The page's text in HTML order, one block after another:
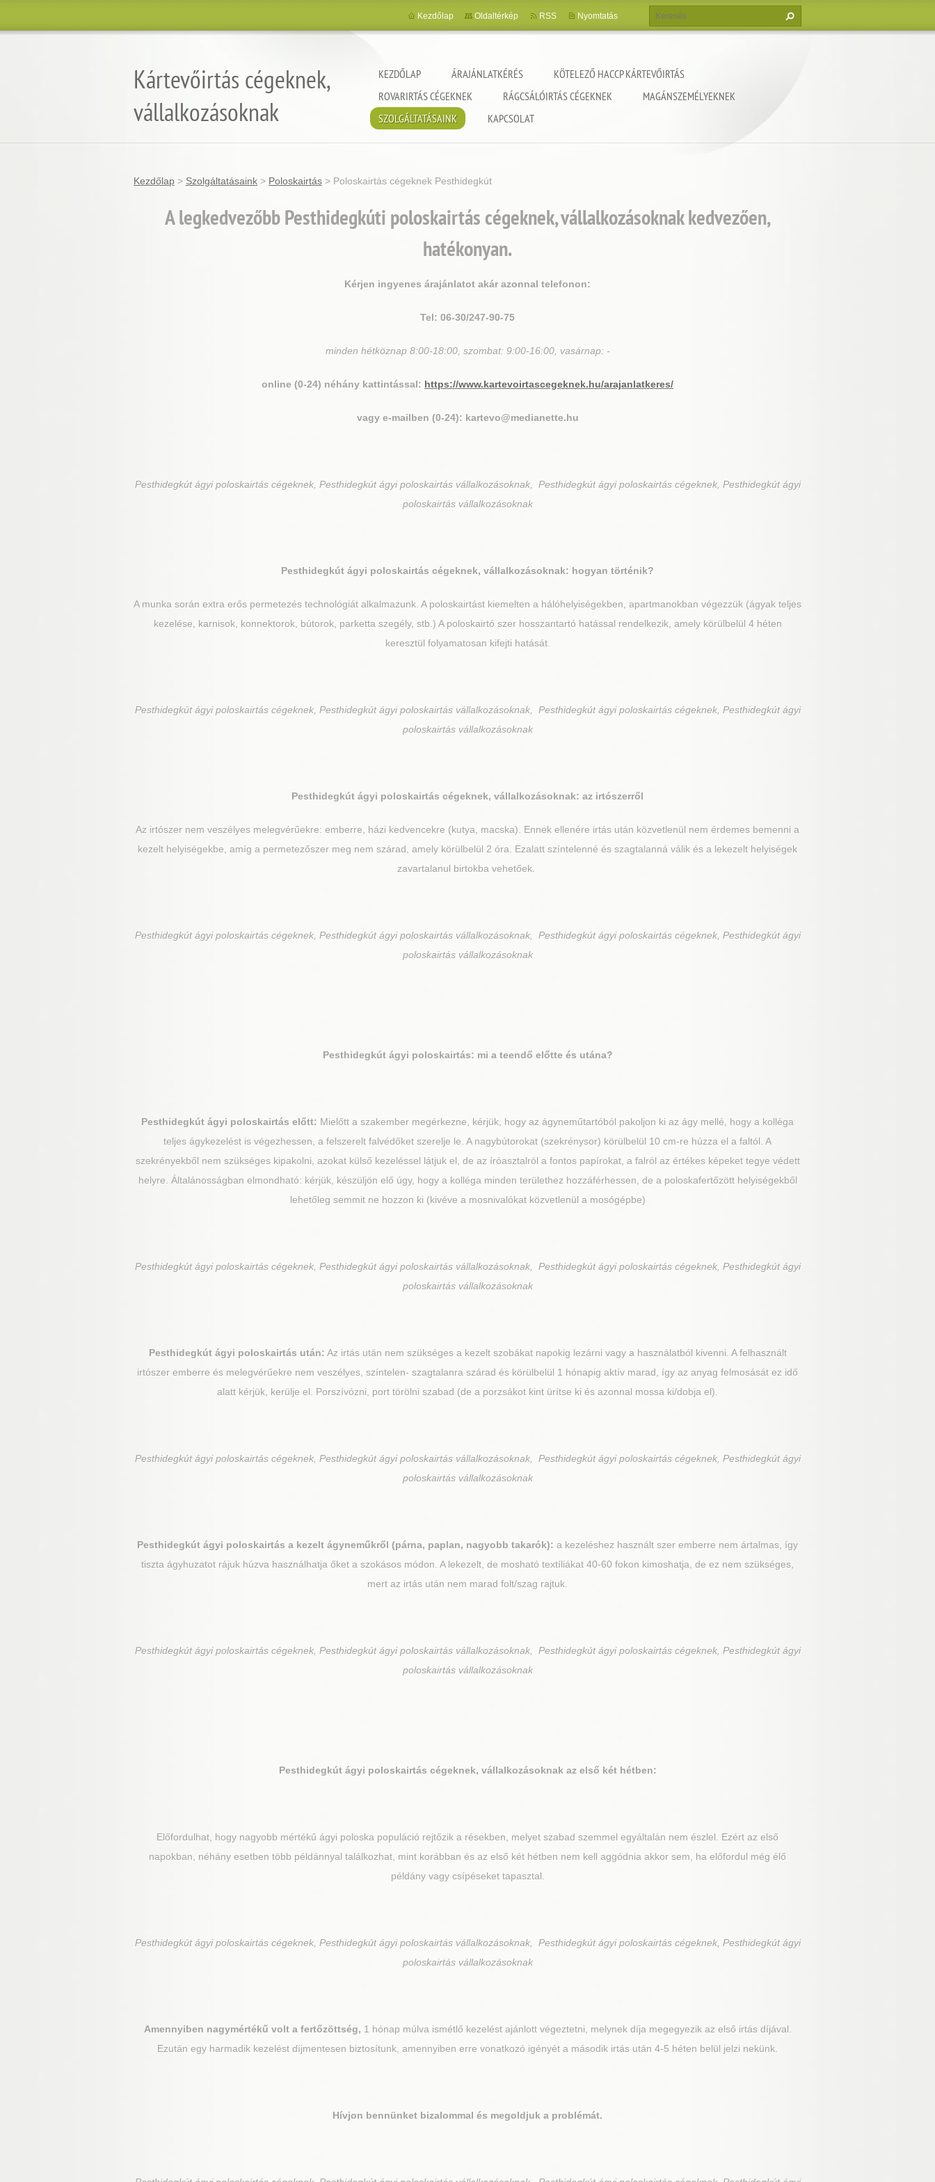
Kártevőirtás cégeknek,
vállalkozásoknak
KEZDŐLAP ÁRAJÁNLATKÉRÉS
KÖTELEZŐ HACCP KÁRTEVŐIRTÁS
ROVARIRTÁS CÉGEKNEK
RÁGCSÁLÓIRTÁS CÉGEKNEK
MAGÁNSZEMÉLYEKNEK
SZOLGÁLTATÁSAINK
KAPCSOLAT
Kezdőlap Oldaltérkép RSS Nyomtatás
Kezdőlap > Szolgáltatásaink > Poloskairtás > Poloskairtás cégeknek Pesthidegkút
A legkedvezőbb Pesthidegkúti poloskairtás cégeknek, vállalkozásoknak kedvezően,
hatékonyan.
Kérjen ingyenes árajánlatot akár azonnal telefonon:
Tel: 06-30/247-90-75
minden hétköznap 8:00-18:00, szombat: 9:00-16:00, vasárnap: -
online (0-24) néhány kattintással: https://www.kartevoirtascegeknek.hu/arajanlatkeres/
vagy e-mailben (0-24): kartevo@medianette.hu
Pesthidegkútágyi poloskairtás cégeknek, Pesthidegkút ágyi poloskairtás vállalkozásoknak, Pesthidegkút ágyi poloskairtás cégeknek, Pesthidegkút ágyi
poloskairtás vállalkozásoknak
Pesthidegkút ágyi poloskairtás cégeknek, vállalkozásoknak: hogyan történik?
A munka során extra erős permetezés technológiát alkalmazunk. A poloskairtást kiemelten a hálóhelyiségekben, apartmanokban végezzük (ágyak teljes
kezelése, karnisok, konnektorok, bútorok, parketta szegély, stb.) A poloskairtó szer hosszantartó hatással rendelkezik, amely körülbelül 4 héten
keresztül folyamatosan kifejti hatását.
Pesthidegkútágyi poloskairtás cégeknek, Pesthidegkút ágyi poloskairtás vállalkozásoknak, Pesthidegkút ágyi poloskairtás cégeknek, Pesthidegkút ágyi
poloskairtás vállalkozásoknak
Pesthidegkút ágyi poloskairtás cégeknek, vállalkozásoknak: az irtószerről
Az irtószer nem veszélyes melegvérűekre: emberre, házi kedvencekre (kutya, macska). Ennek ellenére irtás után közvetlenül nem érdemes bemenni a
kezelt helyiségekbe, amíg a permetezőszer meg nem szárad, amely körülbelül 2 óra. Ezalatt színtelenné és szagtalanná válik és a lekezelt helyiségek
zavartalanul birtokba vehetőek.
Pesthidegkútágyi poloskairtás cégeknek, Pesthidegkút ágyi poloskairtás vállalkozásoknak, Pesthidegkút ágyi poloskairtás cégeknek, Pesthidegkút ágyi
poloskairtás vállalkozásoknak
Pesthidegkútágyi poloskairtás: mi a teendő előtte és utána?
Pesthidegkút ágyi poloskairtás előtt: Mielőtt a szakember megérkezne, kérjük, hogy az ágyneműtartóból pakoljon ki az ágy mellé, hogy a kolléga
teljes ágykezelést is végezhessen, a felszerelt falvédőket szerelje le. A nagybútorokat (szekrénysor) körülbelül 10 cm-re húzza el a faltól. A
szekrényekből nem szükséges kipakolni, azokat külső kezeléssel látjuk el, de az íróasztalról a fontos papírokat, a falról az értékes képeket tegye védett
helyre. Általánosságban elmondható: kérjük, készüljön elő úgy, hogy a kolléga minden területhez hozzáférhessen, de a poloskafertőzött helyiségekből
lehetőleg semmit ne hozzon ki (kivéve a mosnivalókat közvetlenül a mosógépbe)
Pesthidegkútágyi poloskairtás cégeknek, Pesthidegkút ágyi poloskairtás vállalkozásoknak, Pesthidegkút ágyi poloskairtás cégeknek, Pesthidegkút ágyi
poloskairtás vállalkozásoknak
Pesthidegkútágyi poloskairtás után: Az irtás után nem szükséges a kezelt szobákat napokig lezárni vagy a használatból kivenni. A felhasznált
irtószer emberre és melegvérűekre nem veszélyes, színtelen- szagtalanra szárad és körülbelül 1 hónapig aktív marad, így az anyag felmosását ez idő
alatt kérjük, kerülje el. Porszívózni, port törölni szabad (de a porzsákot kint ürítse ki és azonnal mossa ki/dobja el).
Pesthidegkútágyi poloskairtás cégeknek, Pesthidegkút ágyi poloskairtás vállalkozásoknak, Pesthidegkút ágyi poloskairtás cégeknek, Pesthidegkút ágyi
poloskairtás vállalkozásoknak
Pesthidegkút ágyi poloskairtás a kezelt ágyneműkről (párna, paplan, nagyobb takarók): a kezeléshez használt szer emberre nem ártalmas, így
tiszta ágyhuzatot rájuk húzva használhatja őket a szokásos módon. A lekezelt, de mosható textíliákat 40-60 fokon kimoshatja, de ez nem szükséges,
mert az irtás után nem marad folt/szag rajtuk.
Pesthidegkútágyi poloskairtás cégeknek, Pesthidegkút ágyi poloskairtás vállalkozásoknak, Pesthidegkút ágyi poloskairtás cégeknek, Pesthidegkút ágyi
poloskairtás vállalkozásoknak
Pesthidegkútágyi poloskairtás cégeknek, vállalkozásoknak az első két hétben:
Előfordulhat, hogy nagyobb mértékű ágyi poloska populáció rejtőzik a résekben, melyet szabad szemmel egyáltalán nem észlel. Ezért az első
napokban, néhány esetben több példánnyal találkozhat, mint korábban és az első két hétben nem kell aggódnia akkor sem, ha előfordul még élő
példány vagy csípéseket tapasztal.
Pesthidegkútágyi poloskairtás cégeknek, Pesthidegkút ágyi poloskairtás vállalkozásoknak, Pesthidegkút ágyi poloskairtás cégeknek, Pesthidegkút ágyi
poloskairtás vállalkozásoknak
Amennyiben nagymértékű volt a fertőzöttség, 1 hónap múlva ismétlő kezelést ajánlott végeztetni, melynek díja megegyezik az első irtás díjával.
Ezután egy harmadik kezelést díjmentesen biztosítunk, amennyiben erre vonatkozó igényét a második irtás után 4-5 héten belül jelzi nekünk.
Hívjon bennünket bizalommal és megoldjuk a problémát.